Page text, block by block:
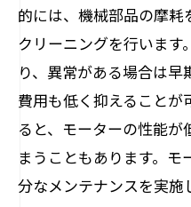
的には、機械部品の摩
クリーニングを行います
り、異常がある場合は
費用も低く抑えることが
ると、モーターの性能が
まうこともあります。
分なメンテナンスを実施